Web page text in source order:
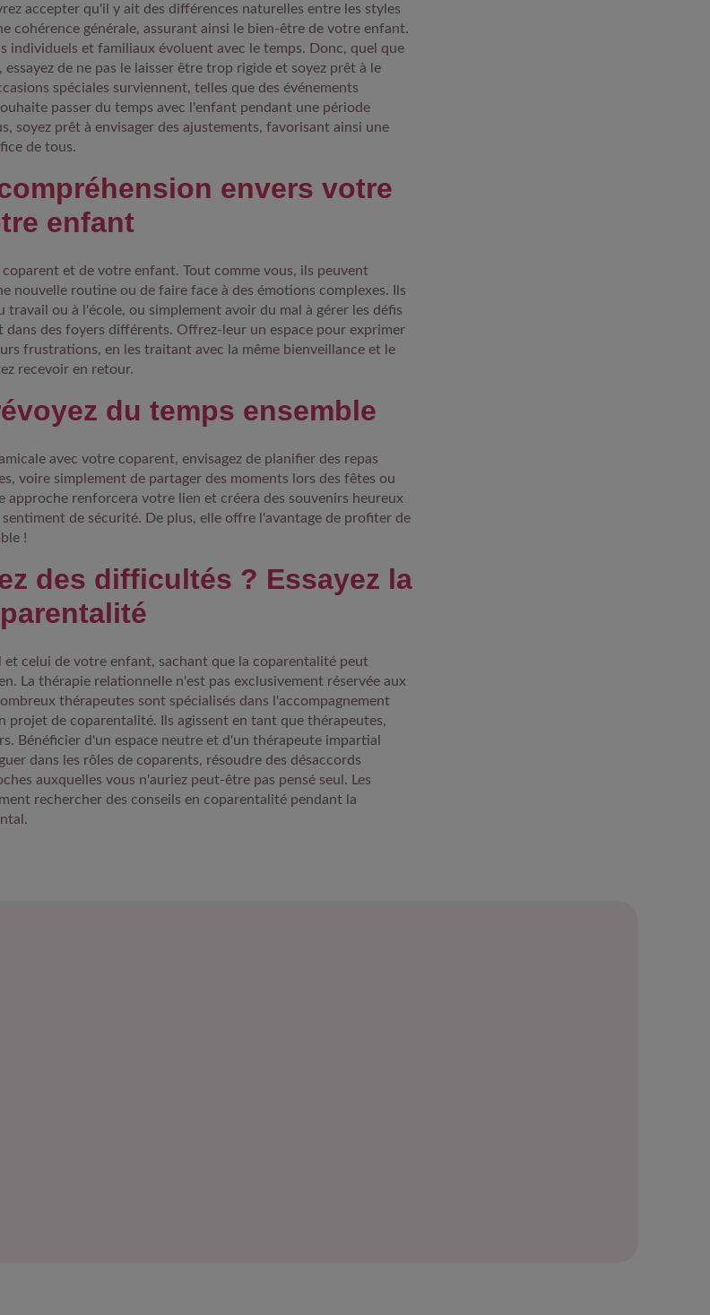
accepter qu'il y ait des différences naturelles entre les styles
cohérence générale, assurant ainsi le bien-être de votre enfant.
individuels et familiaux évoluent avec le temps. Donc, quel que
de ne pas le laisser être trop rigide et soyez prêt à le
spéciales surviennent, telles que des événements
passer du temps avec l'enfant pendant une période
soyez prêt à envisager des ajustements, favorisant ainsi une
de tous.
envers votre
enfant
et de votre enfant. Tout comme vous, ils peuvent
nouvelle routine ou de faire face à des émotions complexes. Ils
travail ou à l'école, ou simplement avoir du mal à gérer les défis
dans des foyers différents. Offrez-leur un espace pour exprimer
frustrations, en les traitant avec la même bienveillance et le
recevoir en retour.
du temps ensemble
avec votre coparent, envisagez de planifier des repas
voire simplement de partager des moments lors des fêtes ou
approche renforcera votre lien et créera des souvenirs heureux
de sécurité. De plus, elle offre l'avantage de profiter de
!
des difficultés ? Essayez la
et celui de votre enfant, sachant que la coparentalité peut
La thérapie relationnelle n'est pas exclusivement réservée aux
thérapeutes sont spécialisés dans l'accompagnement
projet de coparentalité. Ils agissent en tant que thérapeutes,
Bénéficier d'un espace neutre et d'un thérapeute impartial
dans les rôles de coparents, résoudre des désaccords
auxquelles vous n'auriez peut-être pas pensé seul. Les
rechercher des conseils en coparentalité pendant la